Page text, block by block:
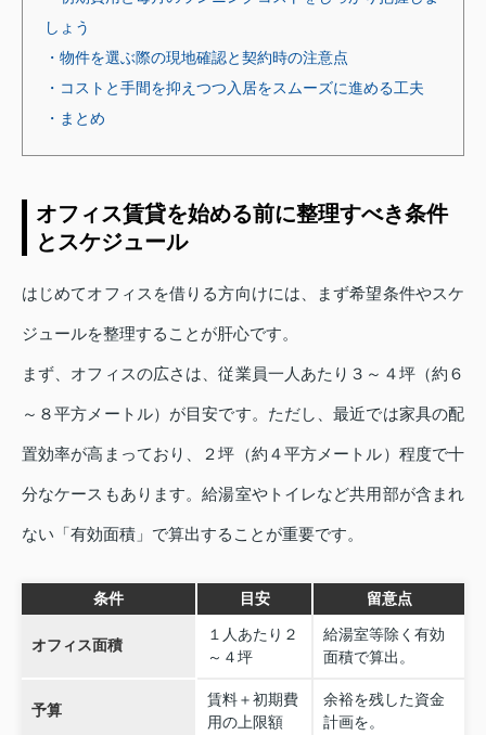
しょう
・物件を選ぶ際の現地確認と契約時の注意点
・コストと手間を抑えつつ入居をスムーズに進める工夫
・まとめ
オフィス賃貸を始める前に整理すべき条件
とスケジュール
はじめてオフィスを借りる方向けには、まず希望条件やスケ
ジュールを整理することが肝心です。
まず、オフィスの広さは、従業員一人あたり３～４坪（約６
～８平方メートル）が目安です。ただし、最近では家具の配
置効率が高まっており、２坪（約４平方メートル）程度で十
分なケースもあります。給湯室やトイレなど共用部が含まれ
ない「有効面積」で算出することが重要です。
条件 目安 留意点
オフィス面積
１人あたり２
～４坪
給湯室等除く有効
面積で算出。
予算
賃料＋初期費
用の上限額
余裕を残した資金
計画を。